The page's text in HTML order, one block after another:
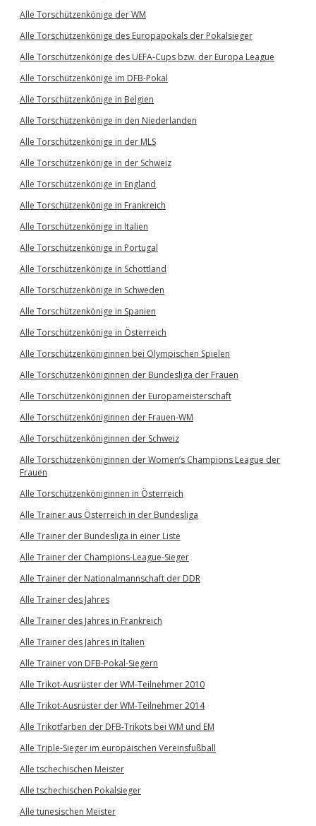
Alle Torschützenkönige der WM
Alle Torschützenkönige des Europapokals der Pokalsieger
Alle Torschützenkönige des UEFA-Cups bzw. der Europa League
Alle Torschützenkönige im DFB-Pokal
Alle Torschützenkönige in Belgien
Alle Torschützenkönige in den Niederlanden
Alle Torschützenkönige in der MLS
Alle Torschützenkönige in der Schweiz
Alle Torschützenkönige in England
Alle Torschützenkönige in Frankreich
Alle Torschützenkönige in Italien
Alle Torschützenkönige in Portugal
Alle Torschützenkönige in Schottland
Alle Torschützenkönige in Schweden
Alle Torschützenkönige in Spanien
Alle Torschützenkönige in Österreich
Alle Torschützenköniginnen bei Olympischen Spielen
Alle Torschützenköniginnen der Bundesliga der Frauen
Alle Torschützenköniginnen der Europameisterschaft
Alle Torschützenköniginnen der Frauen-WM
Alle Torschützenköniginnen der Schweiz
Alle Torschützenköniginnen der Women’s Champions League der
Frauen
Alle Torschützenköniginnen in Österreich
Alle Trainer aus Österreich in der Bundesliga
Alle Trainer der Bundesliga in einer Liste
Alle Trainer der Champions-League-Sieger
Alle Trainer der Nationalmannschaft der DDR
Alle Trainer des Jahres
Alle Trainer des Jahres in Frankreich
Alle Trainer des Jahres in Italien
Alle Trainer von DFB-Pokal-Siegern
Alle Trikot-Ausrüster der WM-Teilnehmer 2010
Alle Trikot-Ausrüster der WM-Teilnehmer 2014
Alle Trikotfarben der DFB-Trikots bei WM und EM
Alle Triple-Sieger im europäischen Vereinsfußball
Alle tschechischen Meister
Alle tschechischen Pokalsieger
Alle tunesischen Meister